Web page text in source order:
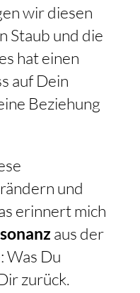
wir diesen
Staub und die
hat einen
auf Dein
Beziehung
erinnert mich
aus der
Was Du
zurück.